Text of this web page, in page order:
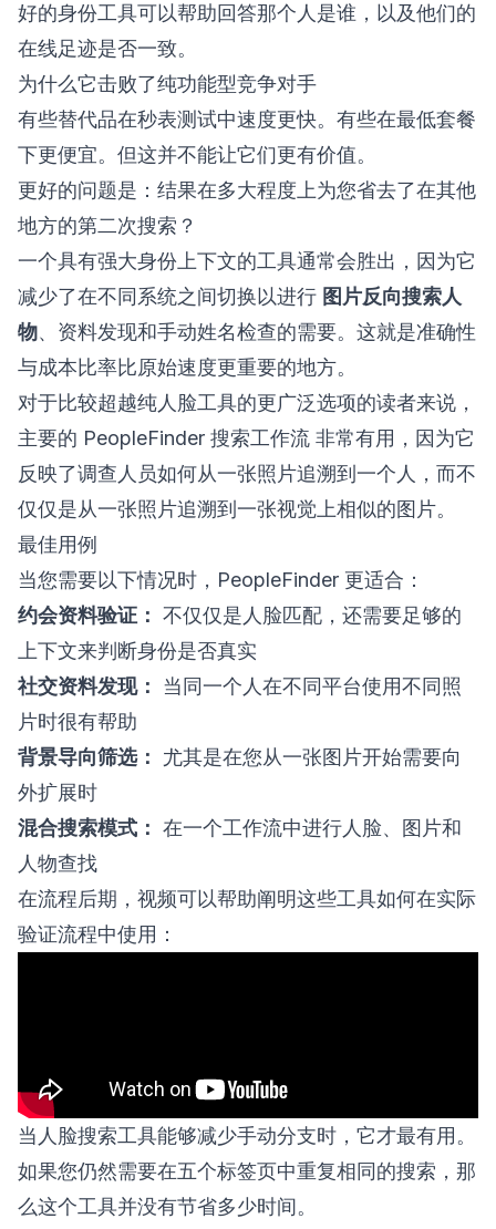
好的身份工具可以帮助回答那个人是谁，以及他们的
在线足迹是否一致。
为什么它击败了纯功能型竞争对手
有些替代品在秒表测试中速度更快。有些在最低套餐
下更便宜。但这并不能让它们更有价值。
更好的问题是：结果在多大程度上为您省去了在其他
地方的第二次搜索？
一个具有强大身份上下文的工具通常会胜出，因为它
减少了在不同系统之间切换以进行 图片反向搜索人
物、资料发现和手动姓名检查的需要。这就是准确性
与成本比率比原始速度更重要的地方。
对于比较超越纯人脸工具的更广泛选项的读者来说，
主要的 PeopleFinder 搜索工作流 非常有用，因为它
反映了调查人员如何从一张照片追溯到一个人，而不
仅仅是从一张照片追溯到一张视觉上相似的图片。
最佳用例
当您需要以下情况时，PeopleFinder 更适合：
约会资料验证： 不仅仅是人脸匹配，还需要足够的
上下文来判断身份是否真实
社交资料发现：
当同一个人在不同平台使用不同照
片时很有帮助
背景导向筛选：
尤其是在您从一张图片开始需要向
外扩展时
混合搜索模式： 在一个工作流中进行人脸、图片和
人物查找
在流程后期，视频可以帮助阐明这些工具如何在实际
验证流程中使用：
当人脸搜索工具能够减少手动分支时，它才最有用。
如果您仍然需要在五个标签页中重复相同的搜索，那
么这个工具并没有节省多少时间。